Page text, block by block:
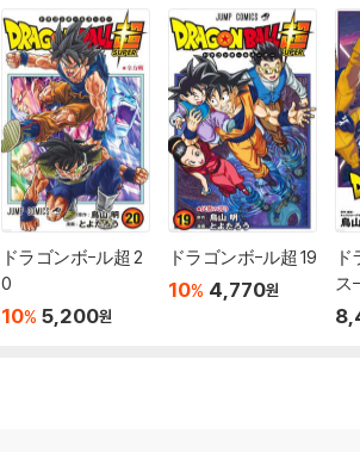
ドラゴンボ-ル超 2
0
10% 5,200원
ドラゴンボ-ル超 19
10% 4,770원
ス-
版